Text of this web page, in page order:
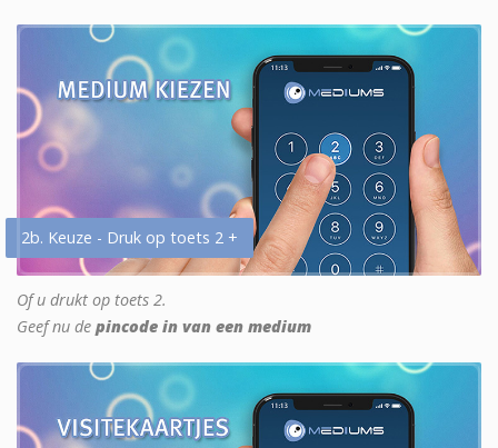
2b. Keuze - Druk op toets 2 +
Of u drukt op toets 2.
Geef nu de pincode in van een medium